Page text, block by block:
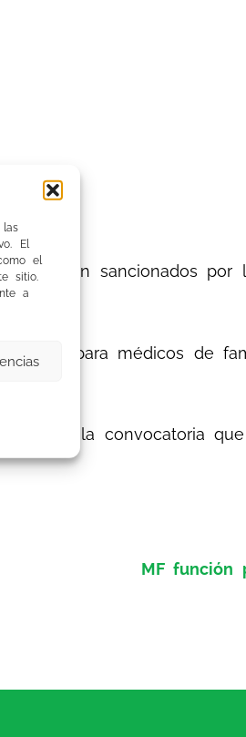
El
el
sitio.
a
no serán sancionados por
otro, para médicos de
de la convocatoria
MF función